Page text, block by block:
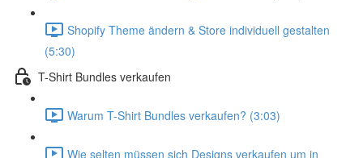
Shopify Theme ändern & Store individuell gestalten
(5:30)
T-Shirt Bundles verkaufen
Warum T-Shirt Bundles verkaufen? (3:03)
Wie selten müssen sich Designs verkaufen um in